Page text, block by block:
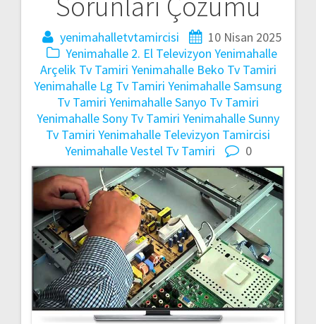
yenimahalletvtamircisi
10 Nisan 2025
Yenimahalle 2. El Televizyon Yenimahalle
Arçelik Tv Tamiri Yenimahalle Beko Tv Tamiri
Yenimahalle Lg Tv Tamiri Yenimahalle Samsung
Tv Tamiri Yenimahalle Sanyo Tv Tamiri
Yenimahalle Sony Tv Tamiri Yenimahalle Sunny
Tv Tamiri Yenimahalle Televizyon Tamircisi
Yenimahalle Vestel Tv Tamiri
0